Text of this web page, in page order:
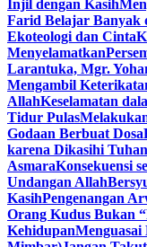
Injil dengan Kasih
Farid Belajar Banyak
Ekoteologi dan Cinta
Menyelamatkan
Larantuka, Mgr.
Mengambil
AllahKeselamatan
Tidur Pulas
Godaan Berbuat Dosa
karena Dikasihi Tuhan
AsmaraKonsekuensi
Undangan Allah
KasihPengenangan
Orang Kudus Bukan
KehidupanMenguasai